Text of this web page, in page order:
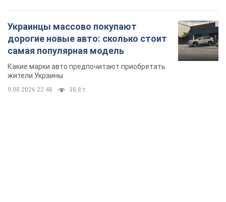
Украинцы массово покупают
дорогие новые авто: сколько стоит
самая популярная модель
Какие марки авто предпочитают приобретать
жители Украины
9.08.2026 22:48 38,8 т.